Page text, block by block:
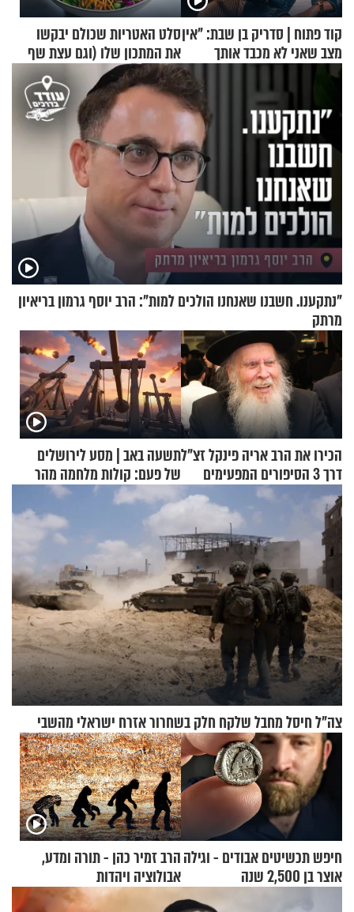
קוד פתוח | סדריק בן שבת: "אין
מצב שאני לא מכבד אותך
בבוקר בהנחת תפילין"
סלט האטריות שכולם יבקשו
את המתכון שלו (וגם עצת שף
להגשת הרוטב)
"נתקענו. חשבנו שאנחנו הולכים למות": הרב יוסף גרמון בריאיון
מרתק
הכירו את הרב אריה פינקל זצ"ל
דרך 3 הסיפורים המפעימים
האלה
תשעה באב | מסע לירושלים
של פעם: קולות מלחמה מהר
הזיתים
צה"ל חיסל מחבל שלקח חלק בשחרור אזרח ישראלי מהשבי
חיפש תכשיטים אבודים - וגילה
אוצר בן 2,500 שנה
הרב זמיר כהן - תורה ומדע,
אבולוציה ויהדות